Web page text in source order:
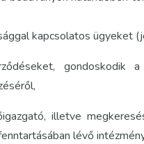
kapcsolatos ügyeket
gondoskodik
illetve
lévő